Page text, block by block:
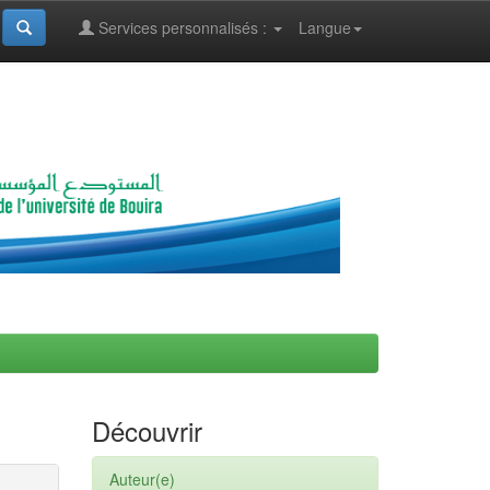
Langue
Services personnalisés :
Découvrir
Auteur(e)